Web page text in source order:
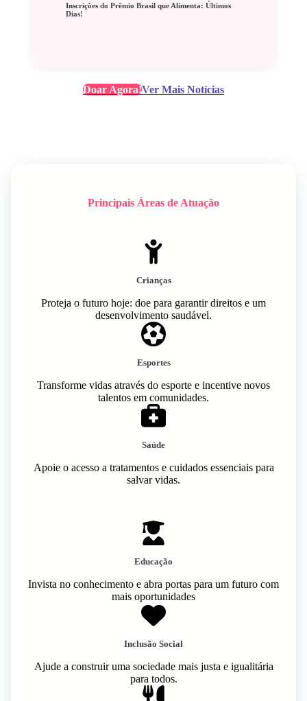
Inscrições do Prêmio Brasil que Alimenta: Últimos
Dias!
Doar Agora!Ver Mais Notícias
Principais Áreas de Atuação
Crianças
Proteja o futuro hoje: doe para garantir direitos e um
desenvolvimento saudável.
Esportes
Transforme vidas através do esporte e incentive novos
talentos em comunidades.
Saúde
Apoie o acesso a tratamentos e cuidados essenciais para
salvar vidas.
Educação
Invista no conhecimento e abra portas para um futuro com
mais oportunidades
Inclusão Social
Ajude a construir uma sociedade mais justa e igualitária
para todos.